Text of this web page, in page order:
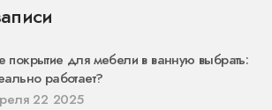
покрытие для мебели в ванную выбрать:
работает?
22 2025